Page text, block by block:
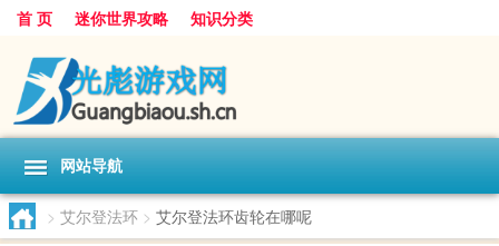
首 页 迷你世界攻略 知识分类
网站导航
> 艾尔登法环 > 艾尔登法环齿轮在哪呢